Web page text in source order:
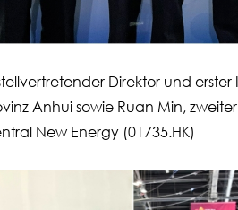
Direktor und erster
Anhui sowie Ruan Min,
New Energy (01735.HK)